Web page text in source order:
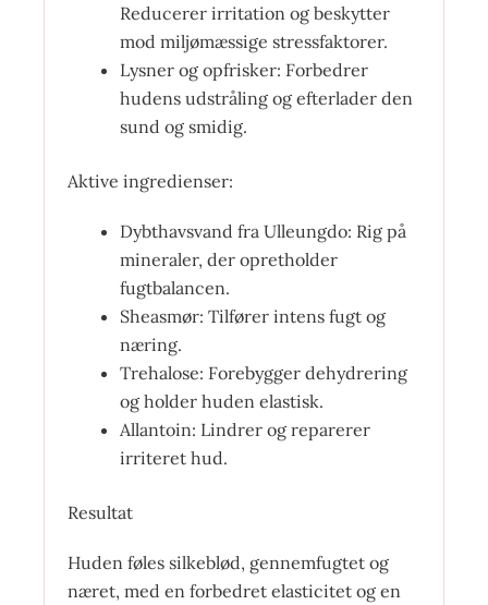
Reducerer irritation og beskytter
mod miljømæssige stressfaktorer.
Lysner og opfrisker: Forbedrer
hudens udstråling og efterlader den
sund og smidig.
Aktive ingredienser:
Dybthavsvand fra Ulleungdo: Rig på
mineraler, der opretholder
fugtbalancen.
Sheasmør: Tilfører intens fugt og
næring.
Trehalose: Forebygger dehydrering
og holder huden elastisk.
Allantoin: Lindrer og reparerer
irriteret hud.
Resultat
Huden føles silkeblød, gennemfugtet og
næret, med en forbedret elasticitet og en